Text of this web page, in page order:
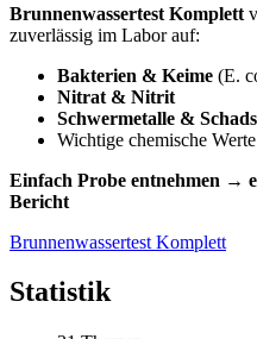
Brunnenwassertest Komplett
zuverlässig im Labor auf:
Bakterien & Keime (E.
Nitrat & Nitrit
Schwermetalle &
Wichtige chemische
Einfach Probe entnehmen →
Bericht
Brunnenwassertest Komplett
Statistik